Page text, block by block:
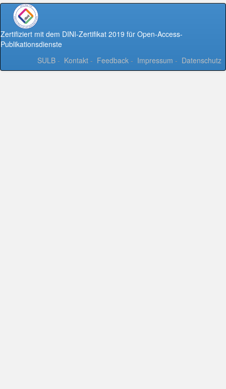
Zertifiziert mit dem DINI-Zertifikat 2019 für Open-Access-
Publikationsdienste
SULB - Kontakt - Feedback - Impressum - Datenschutz